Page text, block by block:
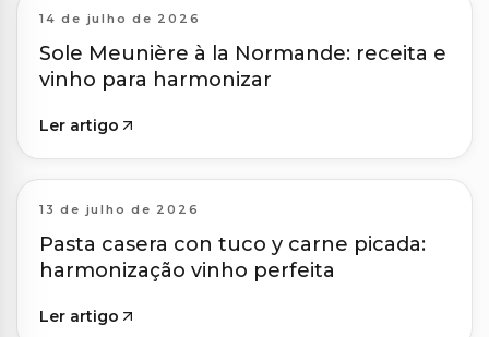
14 de julho de 2026
Sole Meunière à la Normande: receita e
vinho para harmonizar
Ler artigo
13 de julho de 2026
Pasta casera con tuco y carne picada:
harmonização vinho perfeita
Ler artigo